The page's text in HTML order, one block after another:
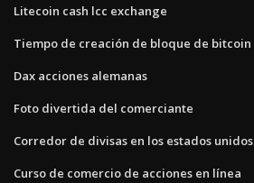
Litecoin cash lcc exchange
Tiempo de creación de bloque de bitcoin
Dax acciones alemanas
Foto divertida del comerciante
Corredor de divisas en los estados unidos
Curso de comercio de acciones en línea